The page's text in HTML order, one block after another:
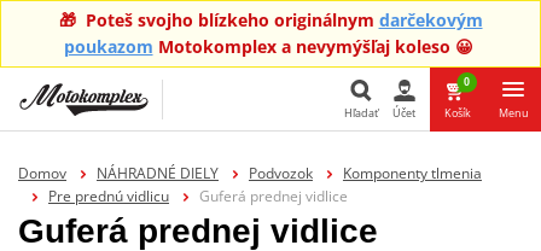
🎁 Poteš svojho blízkeho originálnym darčekovým
poukazom Motokomplex a nevymýšľaj koleso 😀
Hľadať
Hľadať Účet
0
Košík Menu
Domov NÁHRADNÉ DIELY Podvozok
Komponenty tlmenia
Pre prednú vidlicu
Guferá prednej vidlice
Guferá prednej vidlice